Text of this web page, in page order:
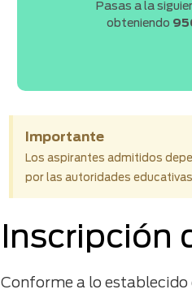
Pasas a la
obteniendo
Importante
Los aspirantes admitidos
por las autoridades
Inscripción
Conforme a lo establecido